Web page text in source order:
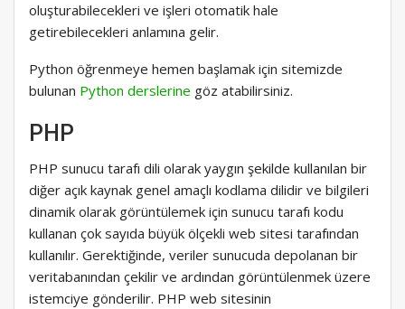
oluşturabilecekleri ve işleri otomatik hale
getirebilecekleri anlamına gelir.
Python öğrenmeye hemen başlamak için sitemizde
bulunan Python derslerine göz atabilirsiniz.
PHP
PHP sunucu tarafı dili olarak yaygın şekilde kullanılan bir
diğer açık kaynak genel amaçlı kodlama dilidir ve bilgileri
dinamik olarak görüntülemek için sunucu tarafı kodu
kullanan çok sayıda büyük ölçekli web sitesi tarafından
kullanılır. Gerektiğinde, veriler sunucuda depolanan bir
veritabanından çekilir ve ardından görüntülenmek üzere
istemciye gönderilir. PHP web sitesinin